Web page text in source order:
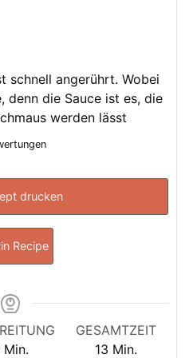
schnell angerührt. Wobei
denn die Sauce ist es, die
werden lässt
drucken
Recipe
Minuten
Min.
GESAMTZEIT
13Minuten
Min.